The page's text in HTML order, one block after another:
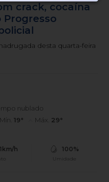
crack, cocaína
desta quarta-feira
nublado
Mín. 19° Máx. 29°
h 100%
Umidade